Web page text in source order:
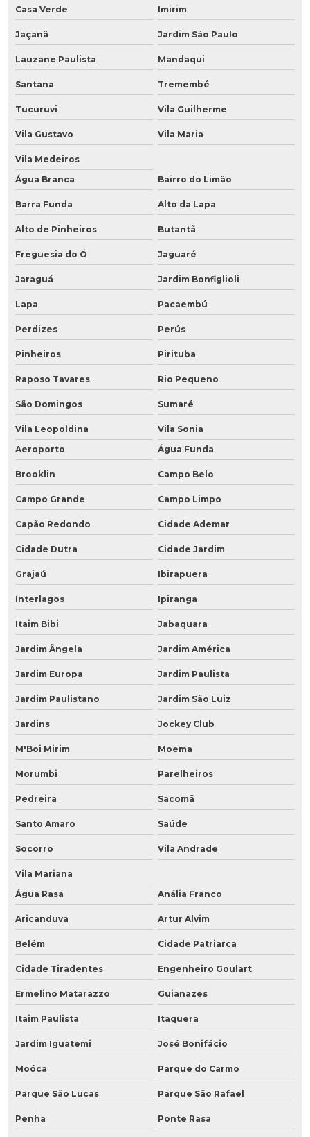
Casa Verde Imirim
Jaçanã Jardim São Paulo
Lauzane Paulista Mandaqui
Santana Tremembé
Tucuruvi Vila Guilherme
Vila Gustavo Vila Maria
Vila Medeiros
Água Branca
Bairro do Limão
Barra Funda Alto da Lapa
Alto de Pinheiros Butantã
Freguesia do Ó Jaguaré
Jaraguá Jardim Bonfiglioli
Lapa Pacaembú
Perdizes Perús
Pinheiros Pirituba
Raposo Tavares Rio Pequeno
São Domingos Sumaré
Vila Leopoldina
Vila Sonia
Aeroporto
Água Funda
Brooklin Campo Belo
Campo Grande Campo Limpo
Capão Redondo Cidade Ademar
Cidade Dutra Cidade Jardim
Grajaú Ibirapuera
Interlagos Ipiranga
Itaim Bibi Jabaquara
Jardim Ângela Jardim América
Jardim Europa Jardim Paulista
Jardim Paulistano Jardim São Luiz
Jardins Jockey Club
M'Boi Mirim Moema
Morumbi Parelheiros
Pedreira Sacomã
Santo Amaro Saúde
Socorro Vila Andrade
Vila Mariana
Água Rasa
Anália Franco
Aricanduva Artur Alvim
Belém Cidade Patriarca
Cidade Tiradentes Engenheiro Goulart
Ermelino Matarazzo Guianazes
Itaim Paulista Itaquera
Jardim Iguatemi José Bonifácio
Moóca Parque do Carmo
Parque São Lucas Parque São Rafael
Penha Ponte Rasa